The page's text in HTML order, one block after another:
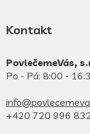
Kontakt
PovlečemeVás,
Po - Pá: 8:00 -
+420 720 996 832